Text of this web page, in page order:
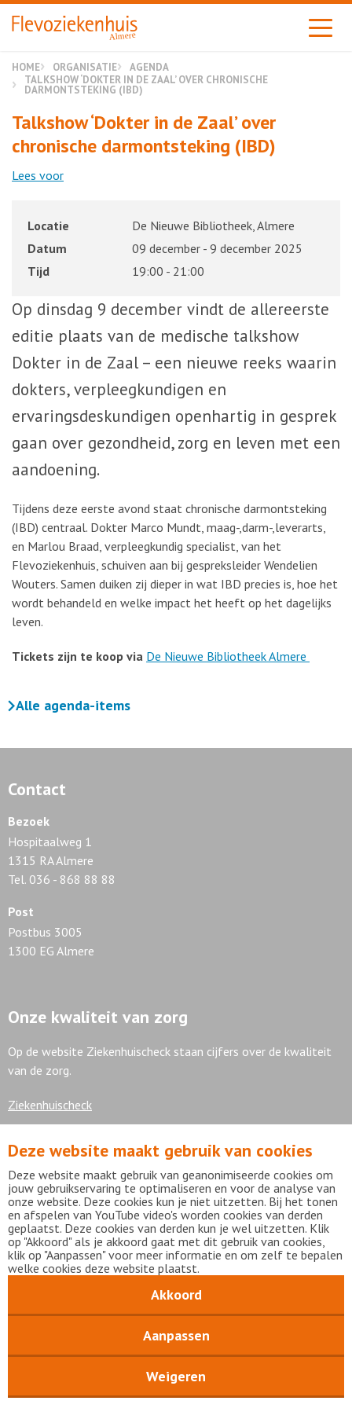
Almere
HOME ORGANISATIE
AGENDA
TALKSHOW ‘DOKTER IN DE ZAAL’ OVER CHRONISCHE
DARMONTSTEKING (IBD)
Talkshow ‘Dokter in de Zaal’ over
chronische darmontsteking (IBD)
Lees voor
Locatie
De Nieuwe Bibliotheek, Almere
Datum
09 december - 9 december 2025
Tijd
19:00 - 21:00
Op dinsdag 9 december vindt de allereerste
editie plaats van de medische talkshow
Dokter in de Zaal – een nieuwe reeks waarin
dokters, verpleegkundigen en
ervaringsdeskundigen openhartig in gesprek
gaan over gezondheid, zorg en leven met een
aandoening.
Tijdens deze eerste avond staat chronische darmontsteking
(IBD) centraal. Dokter Marco Mundt, maag-,darm-,leverarts,
en Marlou Braad, verpleegkundig specialist, van het
Flevoziekenhuis, schuiven aan bij gespreksleider Wendelien
Wouters. Samen duiken zij dieper in wat IBD precies is, hoe het
wordt behandeld en welke impact het heeft op het dagelijks
leven.
Tickets zijn te koop via De Nieuwe Bibliotheek Almere
Alle agenda-items
Contact
Bezoek
Hospitaalweg 1
1315 RA Almere
Tel. 036 - 868 88 88
Post
Postbus 3005
1300 EG Almere
Onze kwaliteit van zorg
Op de website Ziekenhuischeck staan cijfers over de kwaliteit
van de zorg.
Ziekenhuischeck
7,9
Bekijk alle waarderingen
DisclaimerPrivacy statementmijnFlevoziekenhuis
Copyright Flevoziekenhuis 2026
Deze website maakt gebruik van cookies
Deze website maakt gebruik van geanonimiseerde cookies om
jouw gebruikservaring te optimaliseren en voor de analyse van
onze website. Deze cookies kun je niet uitzetten. Bij het tonen
en afspelen van YouTube video's worden cookies van derden
geplaatst. Deze cookies van derden kun je wel uitzetten. Klik
op "Akkoord" als je akkoord gaat met dit gebruik van cookies,
klik op "Aanpassen" voor meer informatie en om zelf te bepalen
welke cookies deze website plaatst.
Akkoord
Aanpassen
Weigeren